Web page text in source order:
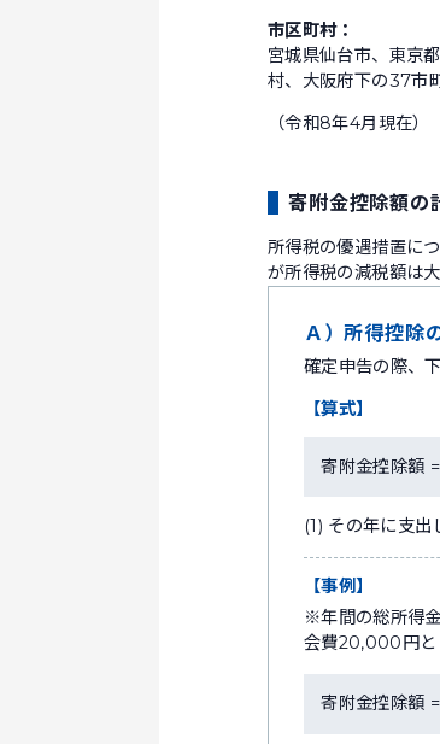
市区町村：
宮城県仙台市、東京
村、大阪府下の37市
（令和8年4月現在）
寄附金控除額の
所得税の優遇措置に
が所得税の減税額は大
Ａ）所得控除
確定申告の際、
【算式】
寄附金控除額
(1) その年に支
【事例】
※年間の総所得
会費20,000円と
寄附金控除